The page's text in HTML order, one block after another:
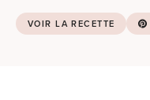
VOIR LA RECETTE